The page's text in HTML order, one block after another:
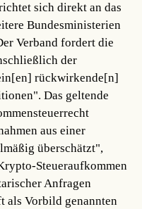
sich direkt an das
Bundesministerien
Verband fordert die
der
rückwirkende[n]
Das geltende
aus einer
überschätzt",
Steueraufkommen
Anfragen
als Vorbild genannten